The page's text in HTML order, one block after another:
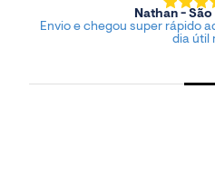
Nathan -
Envio e chegou super rápido
dia útil